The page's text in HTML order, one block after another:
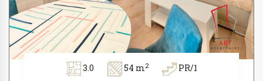
3.0 54 m2 PR/1